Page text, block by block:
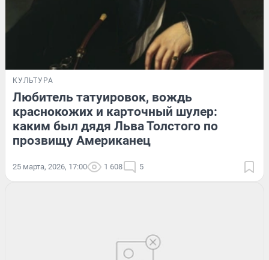
КУЛЬТУРА
Любитель татуировок, вождь
краснокожих и карточный шулер:
каким был дядя Льва Толстого по
прозвищу Американец
25 марта, 2026, 17:00 1 608 5